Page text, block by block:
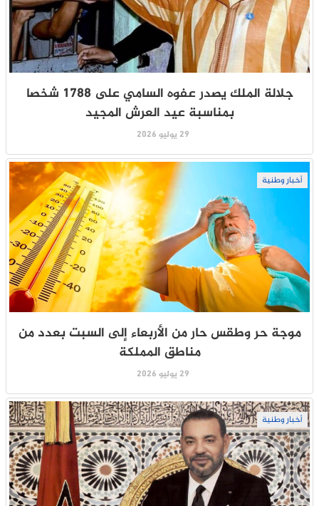
جلالة الملك يصدر عفوه السامي على 1788 شخصا
بمناسبة عيد العرش المجيد
29 يوليو 2026
أخبار وطنية
موجة حر وطقس حار من الأربعاء إلى السبت بعدد من
مناطق المملكة
29 يوليو 2026
أخبار وطنية